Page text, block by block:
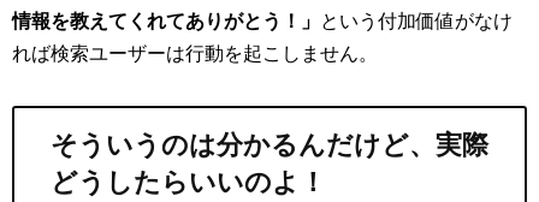
情報を教えてくれてありがとう！」 という付加価値がなけ
れば検索ユーザーは行動を起こしません。
そういうのは分かるんだけど、実際
どうしたらいいのよ！